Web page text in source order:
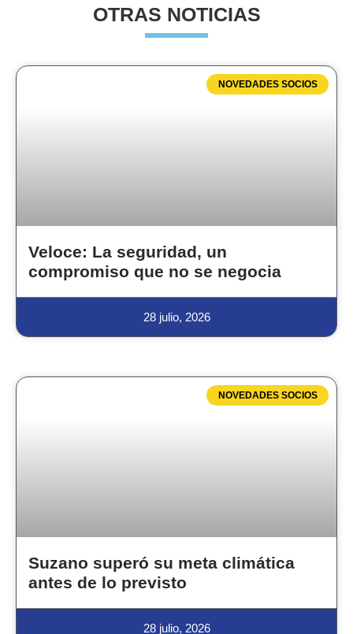
OTRAS NOTICIAS
NOVEDADES SOCIOS
Veloce: La seguridad, un
compromiso que no se negocia
28 julio, 2026
NOVEDADES SOCIOS
Suzano superó su meta climática
antes de lo previsto
28 julio, 2026